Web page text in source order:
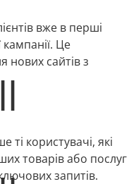
вже в перші
Це
нових сайтів з
користувачі, які
товарів або послуг
запитів.